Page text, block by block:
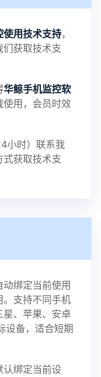
件夹路径问题
方微信聊天记
方手机数据文
，华鲸手机监
使用技术支持，
获取技术支
华鲸手机监控软
使用，会员时效
小时）联系我
获取技术支
绑定当前使用
。支持不同手机
星、苹果、安卓
设备，适合短期
认绑定当前设